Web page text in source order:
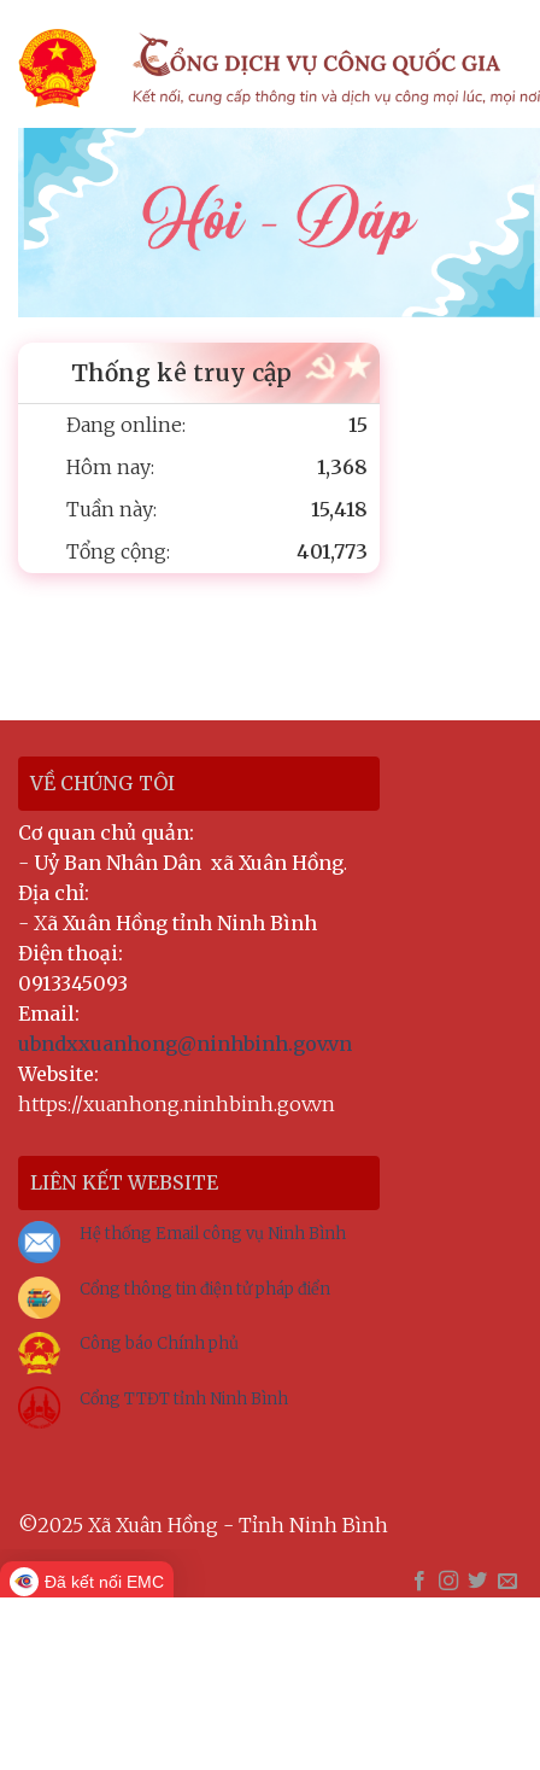
Thống kê truy cập
Đang online:
15
Hôm nay:
1,368
Tuần này:
15,418
Tổng cộng:
401,773
VỀ CHÚNG TÔI
Cơ quan chủ quản:
- Uỷ Ban Nhân Dân xã Xuân Hồng.
Địa chỉ:
- Xã Xuân Hồng tỉnh Ninh Bình
Điện thoại:
0913345093
Email:
ubndxxuanhong@ninhbinh.gov.vn
Website:
https://xuanhong.ninhbinh.gov.vn
LIÊN KẾT WEBSITE
Hệ thống Email công vụ Ninh Bình
Cổng thông tin điện tử pháp điển
Công báo Chính phủ
Cổng TTĐT tỉnh Ninh Bình
©2025 Xã Xuân Hồng - Tỉnh Ninh Bình
Đã kết nối EMC